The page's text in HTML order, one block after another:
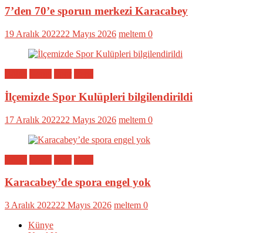
7’den 70’e sporun merkezi Karacabey
19 Aralık 202222 Mayıs 2026 meltem 0
İlçemizde Spor Kulüpleri bilgilendirildi
17 Aralık 202222 Mayıs 2026 meltem 0
Karacabey’de spora engel yok
3 Aralık 202222 Mayıs 2026 meltem 0
Künye